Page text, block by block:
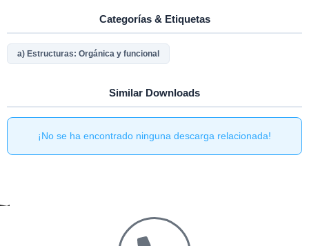
Categorías & Etiquetas
a) Estructuras: Orgánica y funcional
Similar Downloads
¡No se ha encontrado ninguna descarga relacionada!